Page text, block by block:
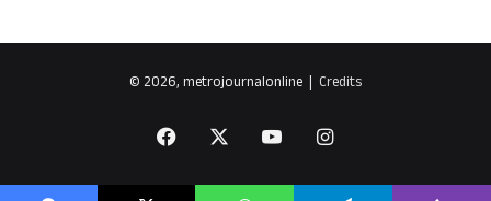
© 2026, metrojournalonline | Credits
Facebook YouTubeInstagram